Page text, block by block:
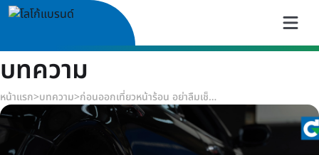
บทความ
หน้าแรก>บทความ> ก่อนออกเที่ยวหน้าร้อน อย่าลืมเช็กยางรถยนต์เพื่อความมั่นใจทุกเส้นทาง